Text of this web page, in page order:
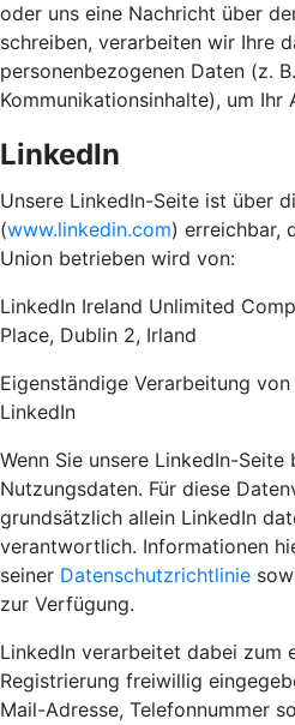
oder uns eine Nachricht über
schreiben, verarbeiten wir Ihre
personenbezogenen Daten (z.
Kommunikationsinhalte), um Ihr
LinkedIn
Unsere LinkedIn-Seite ist über
(www.linkedin.com) erreichbar,
Union betrieben wird von:
LinkedIn Ireland Unlimited
Place, Dublin 2, Irland
Eigenständige Verarbeitung
LinkedIn
Wenn Sie unsere LinkedIn-
Nutzungsdaten. Für diese
grundsätzlich allein LinkedIn
verantwortlich. Informationen
seiner Datenschutzrichtlinie
zur Verfügung.
LinkedIn verarbeitet dabei zum
Registrierung freiwillig
Mail-Adresse, Telefonnummer